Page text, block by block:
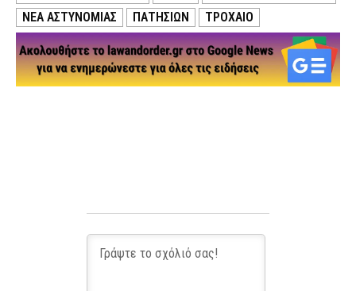
ΝΕΑ ΑΣΤΥΝΟΜΙΑΣ
ΠΑΤΗΣΙΩΝ ΤΡΟΧΑΙΟ